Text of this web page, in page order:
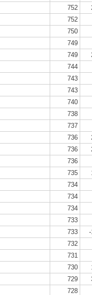
752
752
750
749
749
744
743
743
740
738
737
736
736
736
735
734
734
734
733
733
732
731
730
729
728